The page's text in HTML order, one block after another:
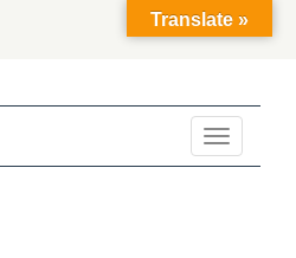
Toggle
navigation
Translate »